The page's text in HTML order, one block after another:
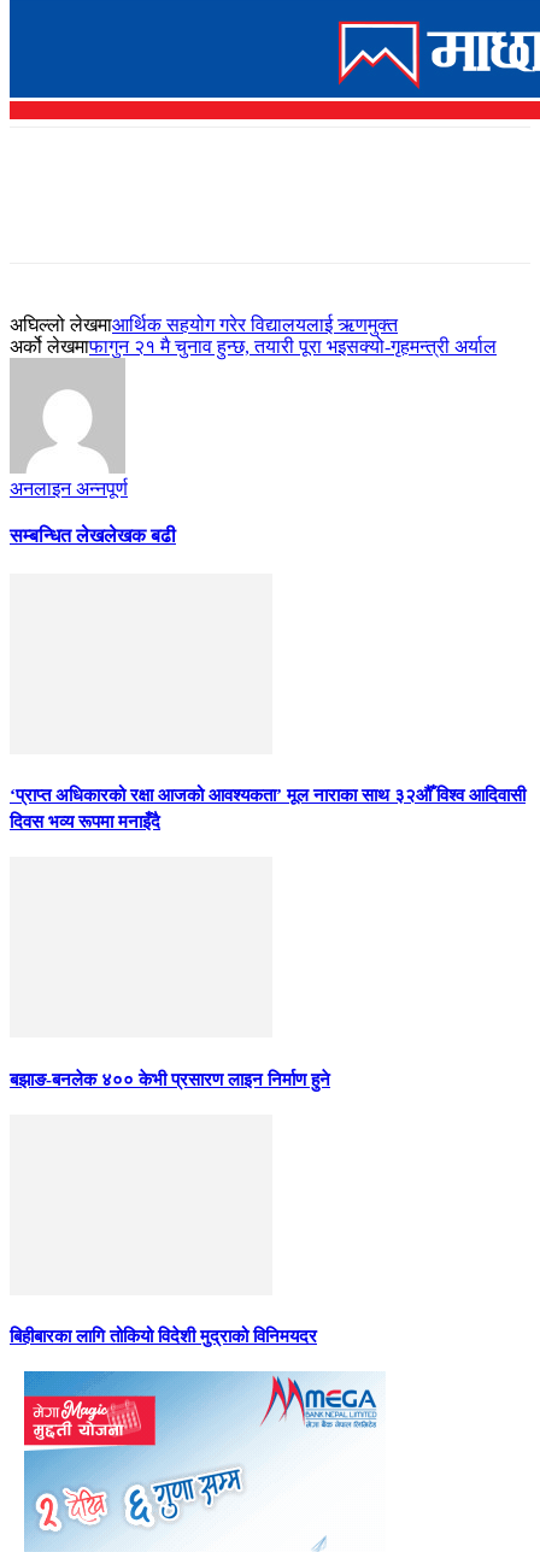
अघिल्लो लेखमाआर्थिक सहयोग गरेर विद्यालयलाई ऋणमुक्त
अर्को लेखमाफागुन २१ मै चुनाव हुन्छ, तयारी पूरा भइसक्यो-गृहमन्त्री अर्याल
अनलाइन अन्नपूर्ण
सम्बन्धित लेखलेखक बढी
‘प्राप्त अधिकारको रक्षा आजको आवश्यकता’ मूल नाराका साथ ३२औँ विश्व आदिवासी
दिवस भव्य रूपमा मनाइँदै
बझाङ-बनलेक ४०० केभी प्रसारण लाइन निर्माण हुने
बिहीबारका लागि तोकियो विदेशी मुद्राको विनिमयदर